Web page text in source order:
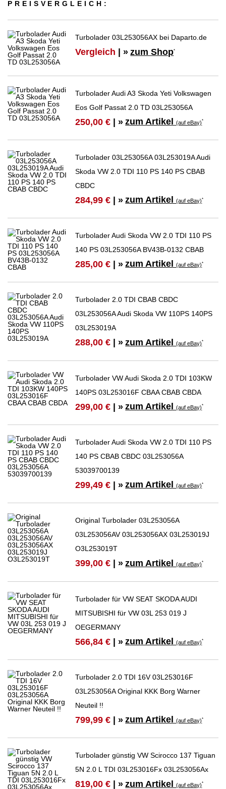
PREIS­VER­GLEICH:
Turbolader 03L253056AX bei Daparto.de
Vergleich | » zum Shop*
Turbolader Audi A3 Skoda Yeti Volkswagen
Eos Golf Passat 2.0 TD 03L253056A
250,00 € | » zum Artikel(auf eBay)*
Turbolader 03L253056A 03L253019A Audi
Skoda VW 2.0 TDI 110 PS 140 PS CBAB
CBDC
284,99 € | » zum Artikel(auf eBay)*
Turbolader Audi Skoda VW 2.0 TDI 110 PS
140 PS 03L253056A BV43B-0132 CBAB
285,00 € | » zum Artikel(auf eBay)*
Turbolader 2.0 TDI CBAB CBDC
03L253056A Audi Skoda VW 110PS 140PS
03L253019A
288,00 € | » zum Artikel(auf eBay)*
Turbolader VW Audi Skoda 2.0 TDI 103KW
140PS 03L253016F CBAA CBAB CBDA
299,00 € | » zum Artikel(auf eBay)*
Turbolader Audi Skoda VW 2.0 TDI 110 PS
140 PS CBAB CBDC 03L253056A
53039700139
299,49 € | » zum Artikel(auf eBay)*
Original Turbolader 03L253056A
03L253056AV 03L253056AX 03L253019J
O3L253019T
399,00 € | » zum Artikel(auf eBay)*
Turbolader für VW SEAT SKODA AUDI
MITSUBISHI für VW 03L 253 019 J
OEGERMANY
566,84 € | » zum Artikel(auf eBay)*
Turbolader 2.0 TDI 16V 03L253016F
03L253056A Original KKK Borg Warner
Neuteil !!
799,99 € | » zum Artikel(auf eBay)*
Turbolader günstig VW Scirocco 137 Tiguan
5N 2.0 L TDI 03L253016Fx 03L253056Ax
819,00 € | » zum Artikel(auf eBay)*